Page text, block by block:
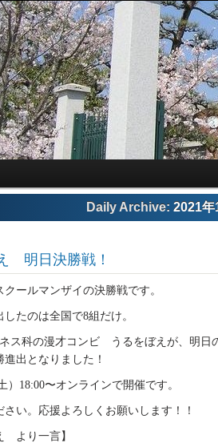
Daily Archive: 2021年
明日決勝戦！
クールマンザイの決勝戦です。
たのは全国で8組だけ。
ス科の漫才コンビ うるをぼえが、明日
出となりました！
）18:00〜オンラインで開催です。
さい。応援よろしくお願いします！！
より一言】